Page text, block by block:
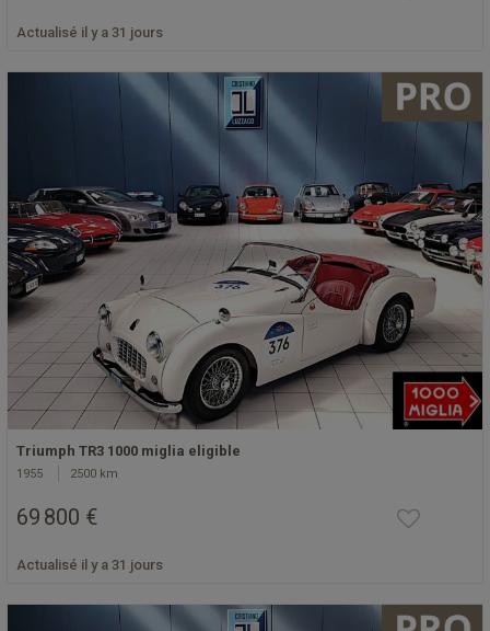
Actualisé il y a 31 jours
Triumph TR3 1000 miglia eligible
1955 2500 km
69 800 €
Actualisé il y a 31 jours